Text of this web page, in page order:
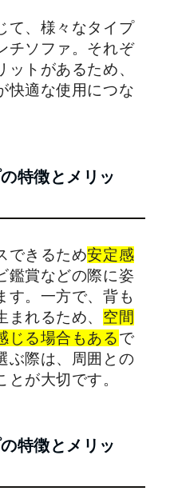
て、様々なタイプ
チソファ。それぞ
トがあるため、
快適な使用につな
特徴とメリッ
できるため安定感
鑑賞などの際に姿
す。一方で、背も
れるため、 空間
じる場合もあるで
ぶ際は、周囲との
が大切です。
特徴とメリッ